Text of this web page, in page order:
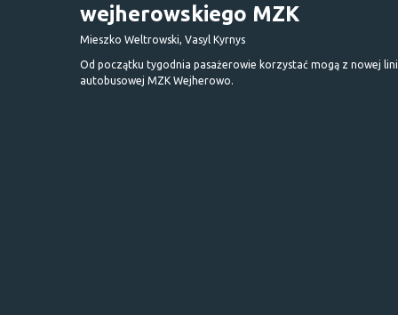
wejherowskiego MZK
Mieszko Weltrowski, Vasyl Kyrnys
Od początku tygodnia pasażerowie korzystać mogą z nowej
autobusowej MZK Wejherowo.